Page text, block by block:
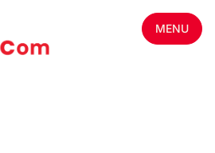
MENU